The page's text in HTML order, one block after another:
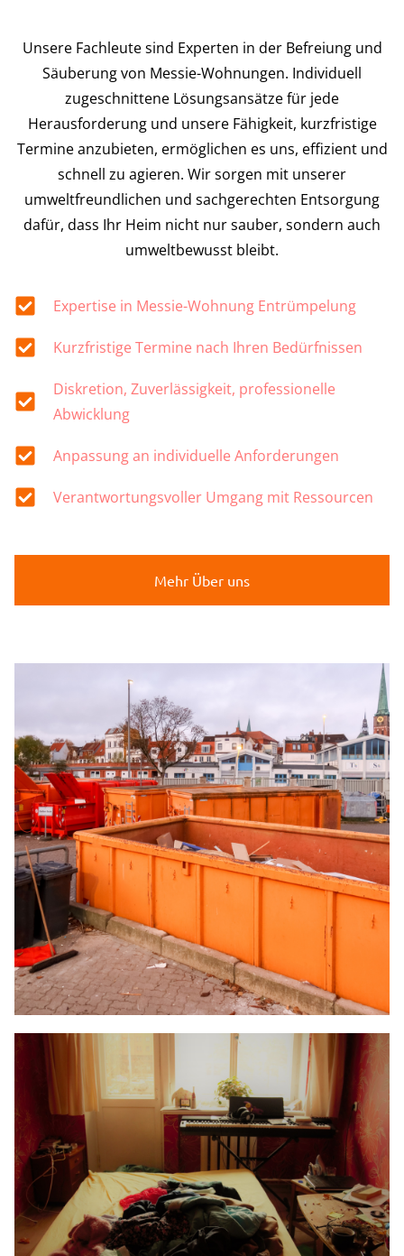
Unsere Fachleute sind Experten in der Befreiung und
Säuberung von Messie-Wohnungen. Individuell
zugeschnittene Lösungsansätze für jede
Herausforderung und unsere Fähigkeit, kurzfristige
Termine anzubieten, ermöglichen es uns, effizient und
schnell zu agieren. Wir sorgen mit unserer
umweltfreundlichen und sachgerechten Entsorgung
dafür, dass Ihr Heim nicht nur sauber, sondern auch
umweltbewusst bleibt.
Expertise in Messie-Wohnung Entrümpelung
Kurzfristige Termine nach Ihren Bedürfnissen
Diskretion, Zuverlässigkeit, professionelle
Abwicklung
Anpassung an individuelle Anforderungen
Verantwortungsvoller Umgang mit Ressourcen
Mehr Über uns